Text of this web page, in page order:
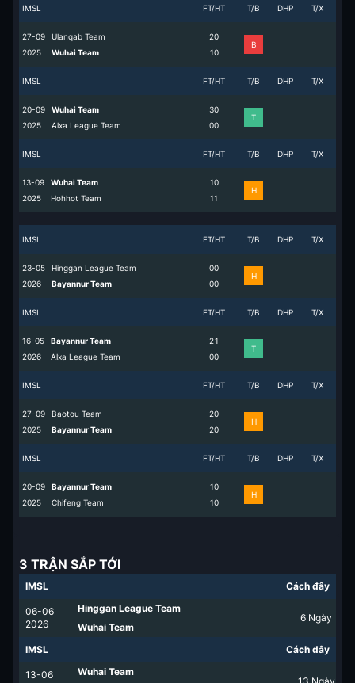
IMSL FT/HT T/B DHP T/X
27-09
2025
Ulanqab Team
Wuhai Team
2
1
0
0
B
IMSL FT/HT T/B DHP T/X
20-09
2025
Wuhai Team
Alxa League Team
3
0
0
0
T
IMSL FT/HT T/B DHP T/X
13-09
2025
Wuhai Team
Hohhot Team
1
1
0
1
H
IMSL FT/HT T/B DHP T/X
23-05
2026
Hinggan League Team
Bayannur Team
0
0
0
0
H
IMSL FT/HT T/B DHP T/X
16-05
2026
Bayannur Team
Alxa League Team
2
0
1
0
T
IMSL FT/HT T/B DHP T/X
27-09
2025
Baotou Team
Bayannur Team
2
2
0
0
H
IMSL FT/HT T/B DHP T/X
20-09
2025
Bayannur Team
Chifeng Team
1
1
0
0
H
3 TRẬN SẮP TỚI
IMSL Cách đây
06-06
2026
Hinggan League Team
Wuhai Team
6 Ngày
IMSL Cách đây
13-06
Wuhai Team